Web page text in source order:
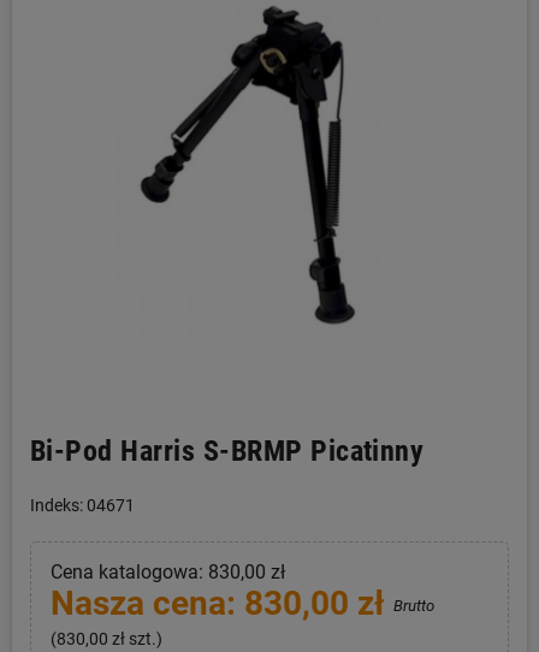
Bi-Pod Harris S-BRMP Picatinny
Indeks: 04671
Cena katalogowa: 830,00 zł
Nasza cena: 830,00 zł Brutto
(830,00 zł szt.)